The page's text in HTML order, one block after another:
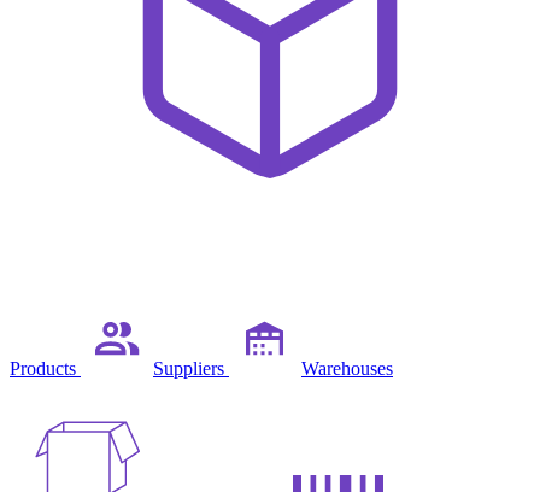
Products Suppliers Warehouses